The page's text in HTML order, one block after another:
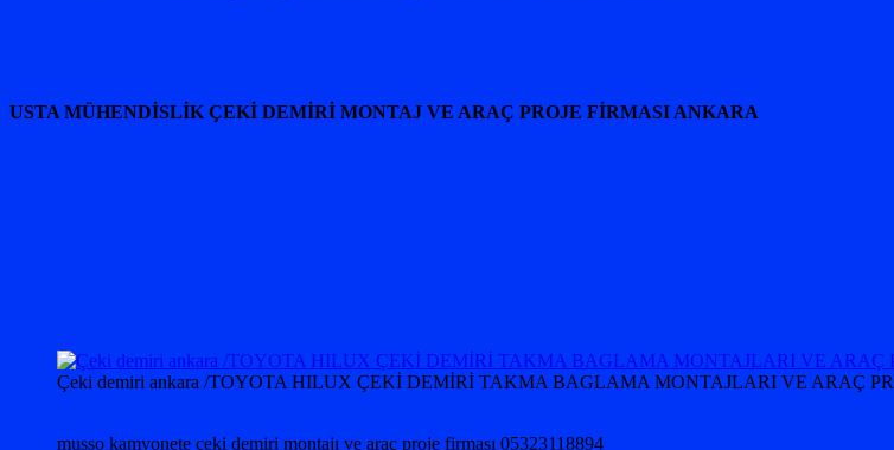
USTA MÜHENDİSLİK ÇEKİ DEMİRİ MONTAJ VE ARAÇ PROJE FİRMASI ANKARA
Çeki demiri ankara /TOYOTA HILUX ÇEKİ DEMİRİ TAKMA BAGLAMA MONTAJLARI VE ARAÇ
musso kamyonete çeki demiri montajı ve araç proje firması 05323118894